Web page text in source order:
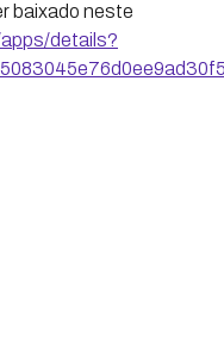
baixado neste
details?